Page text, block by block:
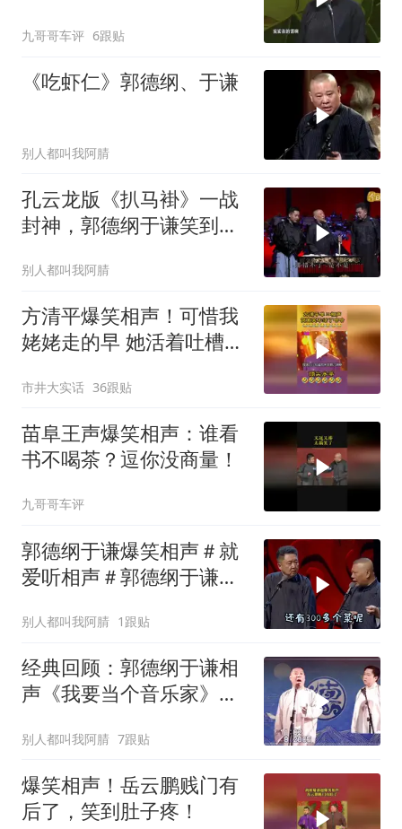
九哥哥车评 6跟贴
《吃虾仁》郭德纲、于谦
别人都叫我阿腈
孔云龙版《扒马褂》一战
封神，郭德纲于谦笑到失
别人都叫我阿腈
方清平爆笑相声！可惜我
姥姥走的早 她活着吐槽冠
市井大实话 36跟贴
苗阜王声爆笑相声：谁看
书不喝茶？逗你没商量！
九哥哥车评
郭德纲于谦爆笑相声＃就
爱听相声＃郭德纲于谦＃
别人都叫我阿腈 1跟贴
经典回顾：郭德纲于谦相
声《我要当个音乐家》幽
别人都叫我阿腈 7跟贴
爆笑相声！岳云鹏贱门有
后了，笑到肚子疼！